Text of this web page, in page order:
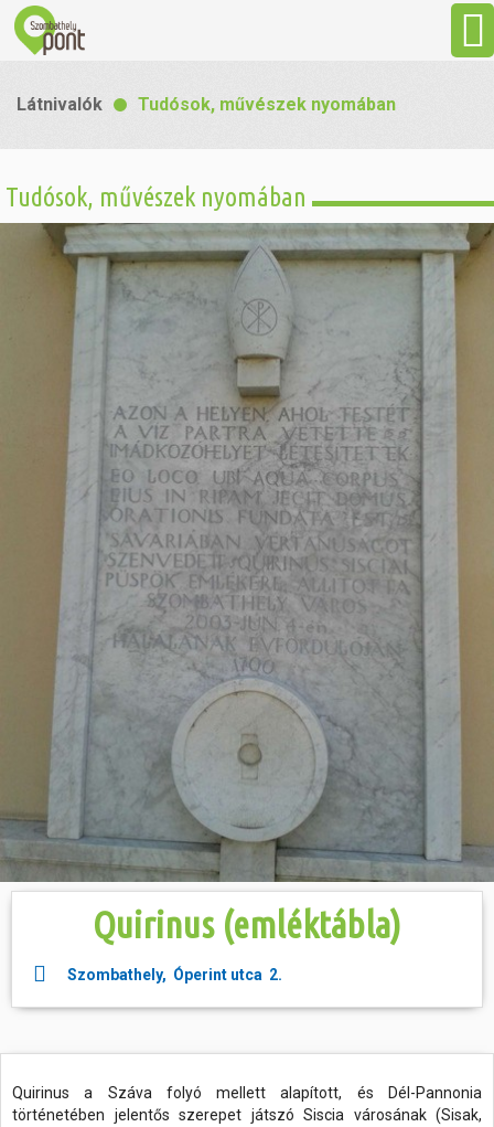
Látnivalók
Gasztronómia
Sport
Szabadidő
Hasznos
Látnivalók Tudósok, művészek nyomában
Tudósok, művészek nyomában
Quirinus (emléktábla)
Szombathely, Óperint utca 2.
Quirinus a Száva folyó mellett alapított, és Dél-Pannonia
történetében jelentős szerepet játszó Siscia városának (Sisak,